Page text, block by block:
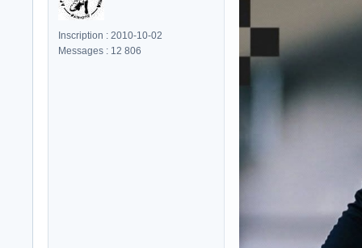
Inscription : 2010-10-02
Messages : 12 806